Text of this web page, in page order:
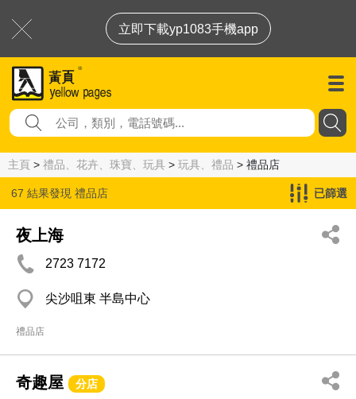
立即下載yp1083手機app
主頁 > 禮品、花卉、珠寶、玩具 > 玩具、禮品 > 禮品店
67 結果發現 禮品店 已篩選
夜上海
2723 7172
尖沙咀東 半島中心
禮品店
奇趣屋 分店